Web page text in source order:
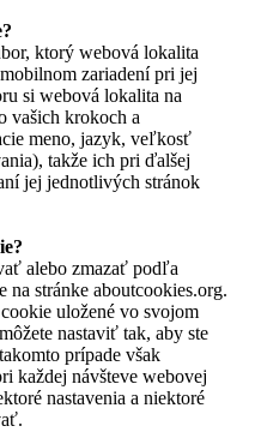
ktorý webová lokalita
zariadení pri jej
si webová lokalita na
vašich krokoch a
meno, jazyk, veľkosť
takže ich pri ďalšej
jej jednotlivých stránok
alebo zmazať podľa
na stránke aboutcookies.org.
uložené vo svojom
nastaviť tak, aby ste
prípade však
každej návšteve webovej
nastavenia a niektoré